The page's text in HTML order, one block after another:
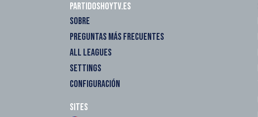
Partidoshoytv.es
SOBRE
PREGUNTAS MÁS FRECUENTES
ALL LEAGUES
SETTINGS
CONFIGURACIÓN
Sites